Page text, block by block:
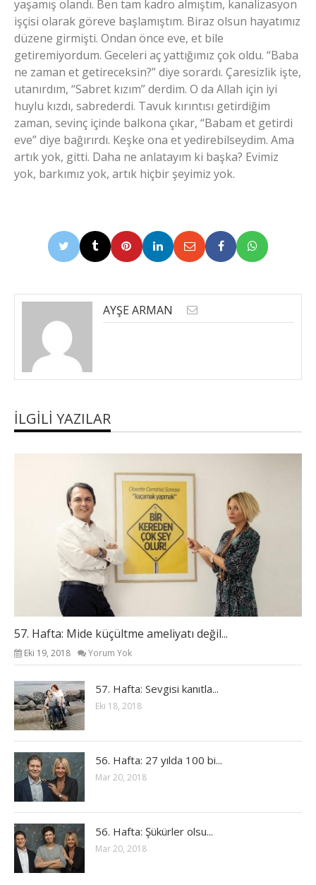
yaşamış olandı. Ben tam kadro almıştım, kanalizasyon
işçisi olarak göreve başlamıştım. Biraz olsun hayatımız
düzene girmişti. Ondan önce eve, et bile
getiremiyordum. Geceleri aç yattığımız çok oldu. “Baba
ne zaman et getireceksin?” diye sorardı. Çaresizlik işte,
utanırdım, “Sabret kızım” derdim. O da Allah için iyi
huylu kızdı, sabrederdi. Tavuk kırıntısı getirdiğim
zaman, sevinç içinde balkona çıkar, “Babam et getirdi
eve” diye bağırırdı. Keşke ona et yedirebilseydim. Ama
artık yok, gitti. Daha ne anlatayım ki başka? Evimiz
yok, barkımız yok, artık hiçbir şeyimiz yok.
AYŞE ARMAN
İLGILI YAZILAR
57. Hafta: Mide küçültme ameliyatı değil...
Eki 19, 2018 Yorum Yok
57. Hafta: Sevgisi kanıtla...
Eki 18, 2018
56. Hafta: 27 yılda 100 bi...
Mar 20, 2018
56. Hafta: Şükürler olsu...
Mar 20, 2018